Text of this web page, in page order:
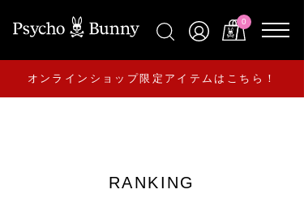
0
オンラインショップ限定アイテムはこちら！
RANKING